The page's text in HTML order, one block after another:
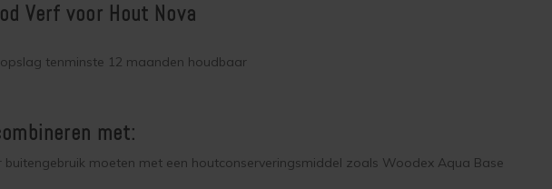
Verf voor Hout Nova
tenminste 12 maanden houdbaar
met:
moeten met een houtconserveringsmiddel zoals Woodex Aqua Base